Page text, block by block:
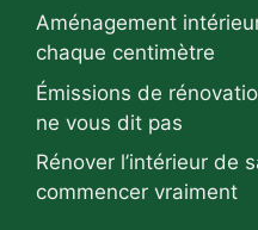
Aménagement
chaque centimètre
Émissions de
ne vous dit pas
Rénover l’intérieur de
commencer vraiment